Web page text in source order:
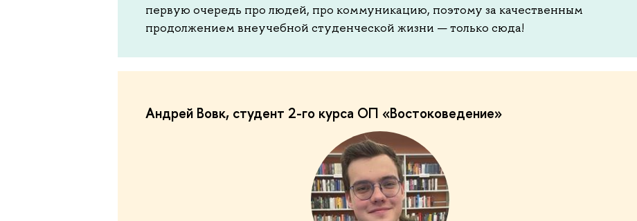
первую очередь про людей, про коммуникацию, поэтому за качественным
продолжением внеучебной студенческой жизни — только сюда!
Андрей Вовк, студент 2-го курса ОП «Востоковедение»